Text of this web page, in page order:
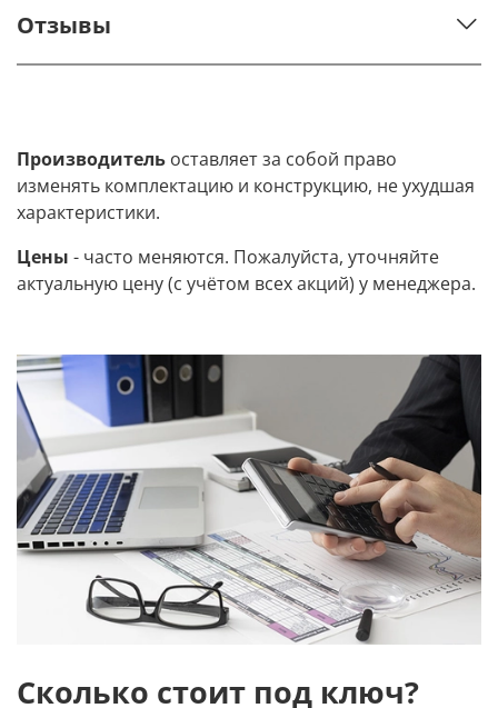
Отзывы
Производитель оставляет за собой право
изменять комплектацию и конструкцию, не ухудшая
характеристики.
Цены - часто меняются. Пожалуйста, уточняйте
актуальную цену (с учётом всех акций) у менеджера.
Сколько стоит под ключ?